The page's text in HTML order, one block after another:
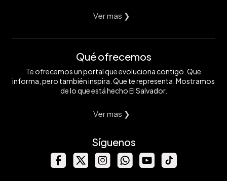
Ver mas ❯
Qué ofrecemos
Te ofrecemos un portal que evoluciona contigo. Que
informa, pero también inspira. Que te representa. Mostramos
de lo que está hecho El Salvador.
Ver mas ❯
Síguenos